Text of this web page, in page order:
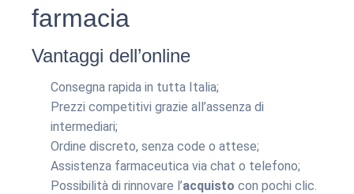
farmacia
Vantaggi dell’online
Consegna rapida in tutta Italia;
Prezzi competitivi grazie all’assenza di
intermediari;
Ordine discreto, senza code o attese;
Assistenza farmaceutica via chat o telefono;
Possibilità di rinnovare l’acquisto con pochi clic.